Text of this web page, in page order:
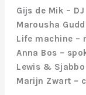
Gijs de Mik – DJ
Marousha
Life machine –
Anna Bos –
Lewis &
Marijn Zwart –